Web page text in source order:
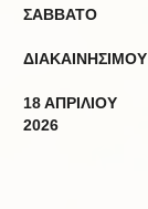
ΣΑΒΒΑΤΟ
ΔΙΑΚΑΙΝΗΣΙΜΟΥ
18 ΑΠΡΙΛΙΟΥ
2026